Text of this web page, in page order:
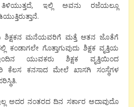
ಇಲ್ಲಿ ಅವನು ರಜೆಯಲ್ಲೂ
ಶಿಕ್ಷಕನ ಮನೆಯವರಿಗೆ ಮತ್ತೆ ಆತನ ಜೊತೆಗೆ
ಕಂಡಾಗಲೇ ಗೊತ್ತಾಗುವುದು ಶಿಕ್ಷಕ ವೃತ್ತಿಯ
ಯುವಕರು ಶಿಕ್ಷಕ ವೃತ್ತಿಯಿಂದ
ಕೆಲಸ ಕನಸಾದ ಮೇಲೆ ಖಾಸಗಿ ಸಂಸ್ಥೆಗಳ
ಅದರ ನಂತರದ ದಿನ ಸರ್ಕಾರ ಅದಾವುದೊ